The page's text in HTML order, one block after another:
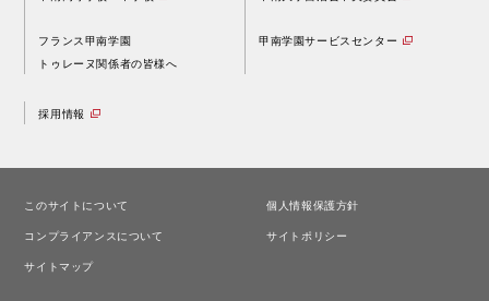
フランス甲南学園
トゥレーヌ関係者の皆様へ
甲南学園サービスセンター
採用情報
このサイトについて
個人情報保護方針
コンプライアンスについて
サイトポリシー
サイトマップ